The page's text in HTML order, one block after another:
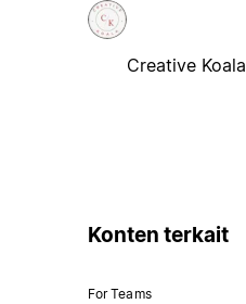
Creative Koala
Konten terkait
For Teams